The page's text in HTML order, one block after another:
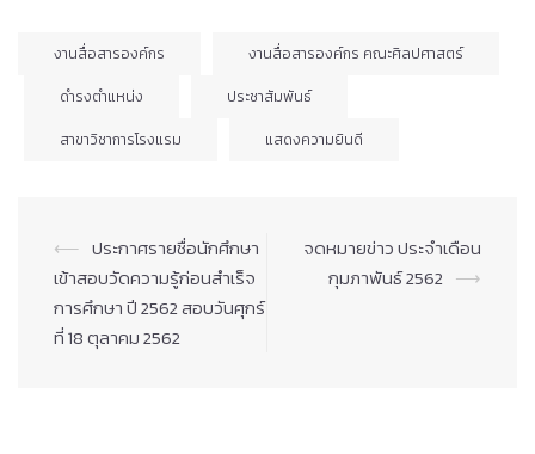
งานสื่อสารองค์กร
งานสื่อสารองค์กร คณะศิลปศาสตร์
ดำรงตำแหน่ง
ประชาสัมพันธ์
สาขาวิชาการโรงแรม
แสดงความยินดี
Post
navigation
⟵ ประกาศรายชื่อนักศึกษา
เข้าสอบวัดความรู้ก่อนสำเร็จ
การศึกษา ปี 2562 สอบวันศุกร์
ที่ 18 ตุลาคม 2562
จดหมายข่าว ประจำเดือน
กุมภาพันธ์ 2562 ⟶